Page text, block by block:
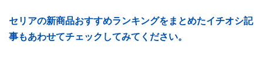
セリアの新商品おすすめランキングをまとめたイチオシ記
事もあわせてチェックしてみてください。